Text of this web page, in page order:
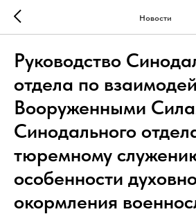
Новости
Руководство
отдела по
Вооруженными
Синодального
тюремному
особенности
окормления